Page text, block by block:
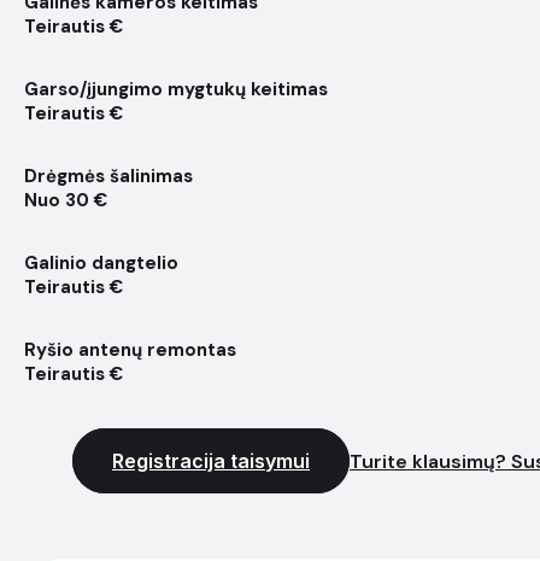
Teirautis €
Garso/įjungimo mygtukų keitimas
Teirautis €
Drėgmės šalinimas
Nuo 30 €
Galinio dangtelio
Teirautis €
Ryšio antenų remontas
Teirautis €
Registracija taisymui Turite klausimų?